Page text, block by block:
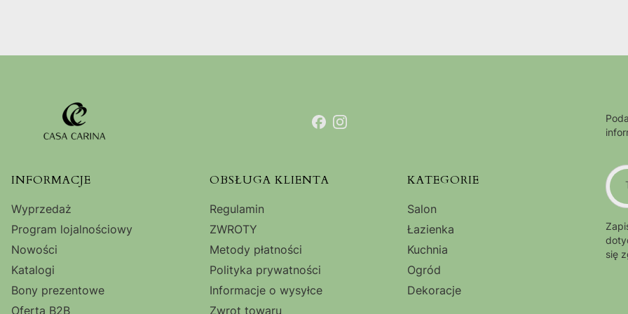
Linki w stopce
INFORMACJE
Wyprzedaż
Program lojalnościowy
Nowości
Katalogi
Bony prezentowe
Oferta B2B
OBSŁUGA KLIENTA
Regulamin
ZWROTY
Metody płatności
Polityka prywatności
Informacje o wysyłce
Zwrot towaru
KATEGORIE
Salon
Łazienka
Kuchnia
Ogród
Dekoracje
się